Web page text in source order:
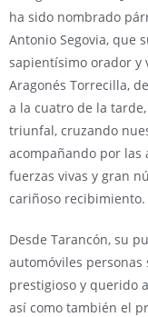
ha sido nombrado
Antonio Segovia, que
sapientísimo orador y
Aragonés Torrecilla,
a la cuatro de la
triunfal, cruzando
acompañando por las
fuerzas vivas y gran
cariñoso recibimiento.
Desde Tarancón, su
automóviles
prestigioso y querido
así como también el